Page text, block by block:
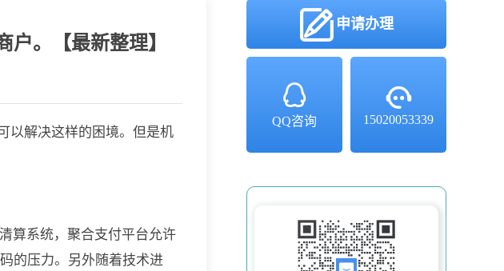
户。【最新整理】
以解决这样的困境。但是机
算系统，聚合支付平台允许
的压力。另外随着技术进
申请办理
QQ咨询 15020053339